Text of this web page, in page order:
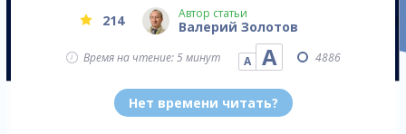
214 Автор статьи
Валерий Золотов
Время на чтение: 5 минут А А 4886
Нет времени читать?